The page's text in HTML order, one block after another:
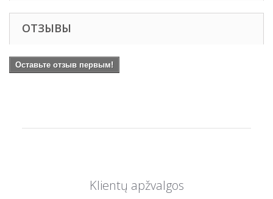
ОТЗЫВЫ
Оставьте отзыв первым!
Klientų apžvalgos